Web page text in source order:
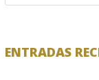
ENTRADAS